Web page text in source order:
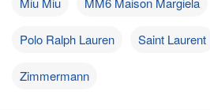
Polo Ralph Lauren Saint Laurent
Zimmermann